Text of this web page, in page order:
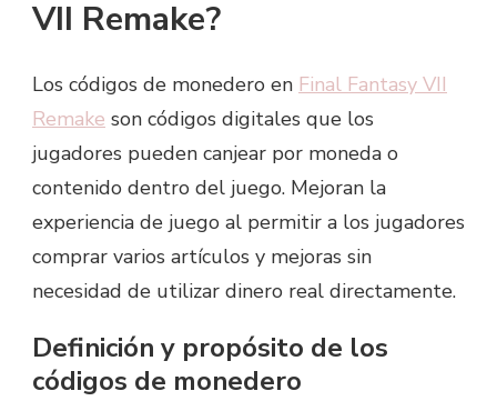
VII Remake?
Los códigos de monedero en Final Fantasy VII
Remake son códigos digitales que los
jugadores pueden canjear por moneda o
contenido dentro del juego. Mejoran la
experiencia de juego al permitir a los jugadores
comprar varios artículos y mejoras sin
necesidad de utilizar dinero real directamente.
Definición y propósito de los
códigos de monedero